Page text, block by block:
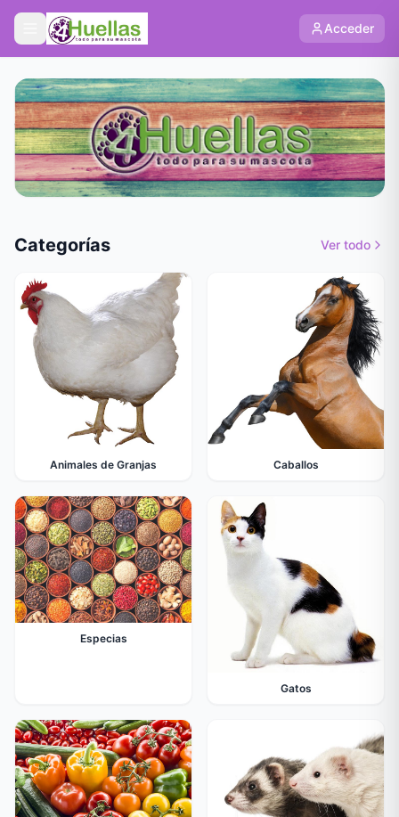
Acceder
Categorías Ver todo
Animales de Granjas Caballos
Especias
Gatos